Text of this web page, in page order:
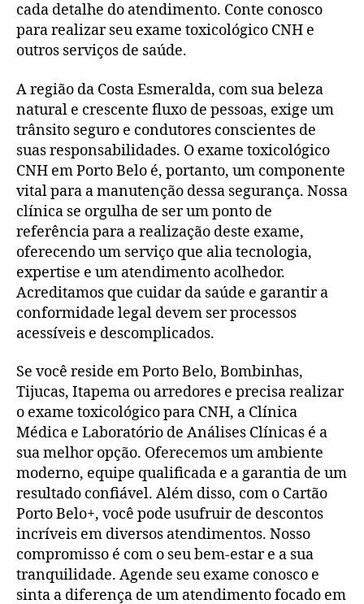
cada detalhe do atendimento. Conte conosco
para realizar seu exame toxicológico CNH e
outros serviços de saúde.
A região da Costa Esmeralda, com sua beleza
natural e crescente fluxo de pessoas, exige um
trânsito seguro e condutores conscientes de
suas responsabilidades. O exame toxicológico
CNH em Porto Belo é, portanto, um componente
vital para a manutenção dessa segurança. Nossa
clínica se orgulha de ser um ponto de
referência para a realização deste exame,
oferecendo um serviço que alia tecnologia,
expertise e um atendimento acolhedor.
Acreditamos que cuidar da saúde e garantir a
conformidade legal devem ser processos
acessíveis e descomplicados.
Se você reside em Porto Belo, Bombinhas,
Tijucas, Itapema ou arredores e precisa realizar
o exame toxicológico para CNH, a Clínica
Médica e Laboratório de Análises Clínicas é a
sua melhor opção. Oferecemos um ambiente
moderno, equipe qualificada e a garantia de um
resultado confiável. Além disso, com o Cartão
Porto Belo+, você pode usufruir de descontos
incríveis em diversos atendimentos. Nosso
compromisso é com o seu bem-estar e a sua
tranquilidade. Agende seu exame conosco e
sinta a diferença de um atendimento focado em